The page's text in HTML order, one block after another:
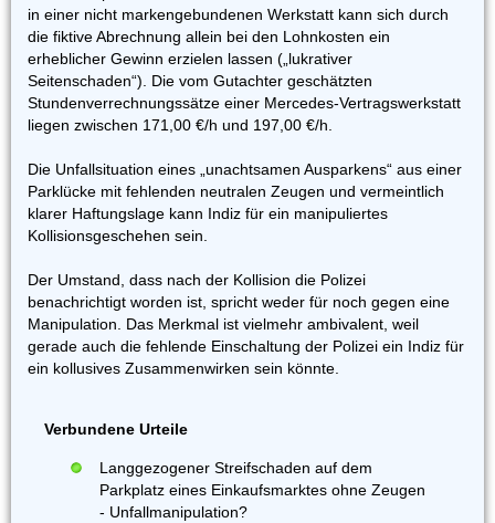
in einer nicht markengebundenen Werkstatt kann sich durch
die fiktive Abrechnung allein bei den Lohnkosten ein
erheblicher Gewinn erzielen lassen („lukrativer
Seitenschaden“). Die vom Gutachter geschätzten
Stundenverrechnungssätze einer Mercedes-Vertragswerkstatt
liegen zwischen 171,00 €/h und 197,00 €/h.
Die Unfallsituation eines „unachtsamen Ausparkens“ aus einer
Parklücke mit fehlenden neutralen Zeugen und vermeintlich
klarer Haftungslage kann Indiz für ein manipuliertes
Kollisionsgeschehen sein.
Der Umstand, dass nach der Kollision die Polizei
benachrichtigt worden ist, spricht weder für noch gegen eine
Manipulation. Das Merkmal ist vielmehr ambivalent, weil
gerade auch die fehlende Einschaltung der Polizei ein Indiz für
ein kollusives Zusammenwirken sein könnte.
Verbundene Urteile
Langgezogener Streifschaden auf dem
Parkplatz eines Einkaufsmarktes ohne Zeugen
- Unfallmanipulation?